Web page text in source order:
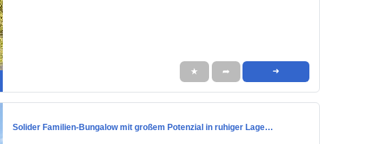
★ ➦ ➜
Solider Familien-Bungalow mit großem Potenzial in ruhiger Lage…